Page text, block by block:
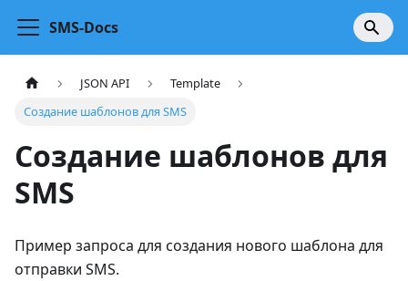
SMS-Docs
JSON API
Template
Создание шаблонов для SMS
Создание шаблонов для
SMS
Пример запроса для создания нового шаблона для
отправки SMS.